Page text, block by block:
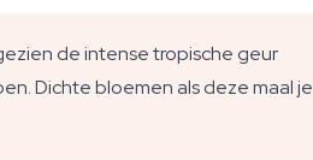
de intense tropische geur
Dichte bloemen als deze maal je